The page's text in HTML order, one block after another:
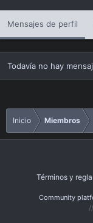
Mensajes de perfil
Todavía no hay
Inicio Miembros
Términos y
Community